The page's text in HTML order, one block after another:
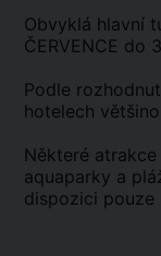
Obvyklá hlavní
ČERVENCE do
Podle
hotelech
Některé
aquaparky a
dispozici pouze